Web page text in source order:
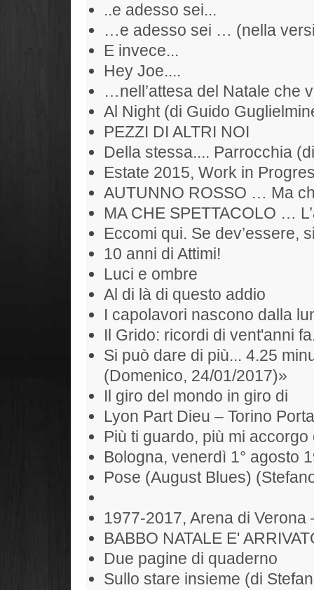
..e adesso sei...
…e adesso sei … (nella
E invece...
Hey Joe....
…nell’attesa del Natale che
Al Night (di Guido
PEZZI DI ALTRI NOI
Della stessa.... Parrocchia
Estate 2015, Work in
AUTUNNO ROSSO … Ma
MA CHE SPETTACOLO …
Eccomi qui. Se dev’essere,
10 anni di Attimi!
Luci e ombre
Al di là di questo addio
I capolavori nascono dalla
Il Grido: ricordi di vent'anni
Si può dare di più... 4.25
(Domenico, 24/01/2017)»
Il giro del mondo in giro di
Lyon Part Dieu – Torino
Più ti guardo, più mi accorgo
Bologna, venerdì 1° agosto
Pose (August Blues)
1977-2017, Arena di
BABBO NATALE E'
Due pagine di quaderno
Sullo stare insieme (di